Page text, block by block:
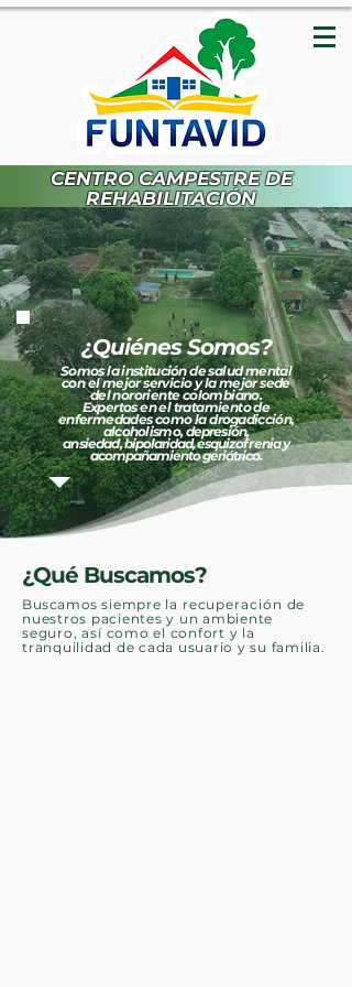
CENTRO CAMPESTRE DE
REHABILITACIÓN
¿Quiénes Somos?
Somos lainstituciónde salud mental
con el mejor servicio y la mejor sede
del nororiente colombiano.
Expertos en el tratamiento de
enfermedades como ladrogadicción,
alcoholismo,depresión,
ansiedad,bipolaridad, esquizofrenia y
acompañamiento geriátrico.
​¿Qué Buscamos?
Buscamossiempre la recuperación de
nuestros pacientes y un ambiente
seguro, asícomo el confort y la
tranquilidad de cada usuario y su familia.